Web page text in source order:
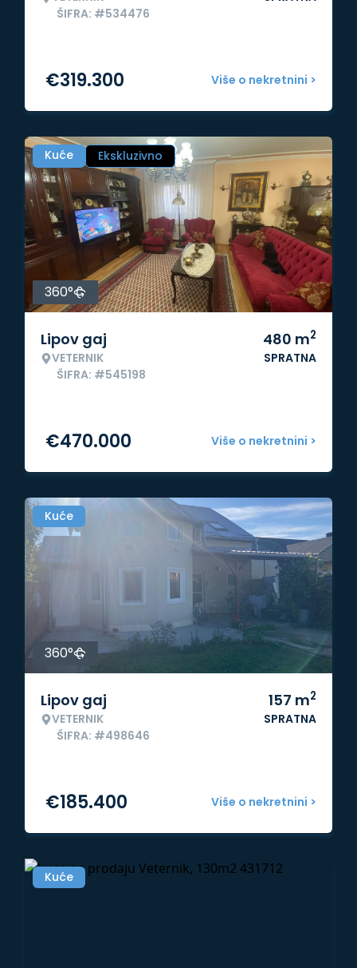
ŠIFRA: #534476
Više o nekretnini >
€319.300
Kuće Ekskluzivno
360°
Lipov gaj
VETERNIK
ŠIFRA: #545198
480 m2
SPRATNA
Više o nekretnini >
€470.000
Kuće
360°
Lipov gaj
VETERNIK
ŠIFRA: #498646
157 m2
SPRATNA
Više o nekretnini >
€185.400
Kuće